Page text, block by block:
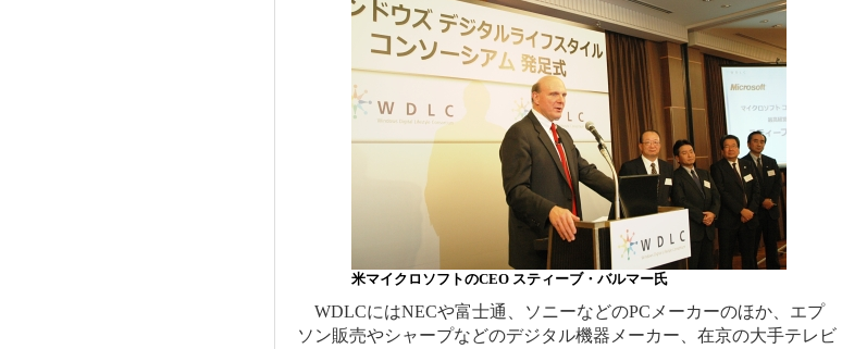
米マイクロソフトのCEO スティーブ・バルマー氏
WDLCにはNECや富士通、ソニーなどのPCメーカーのほか、エプ
ソン販売やシャープなどのデジタル機器メーカー、在京の大手テレビ